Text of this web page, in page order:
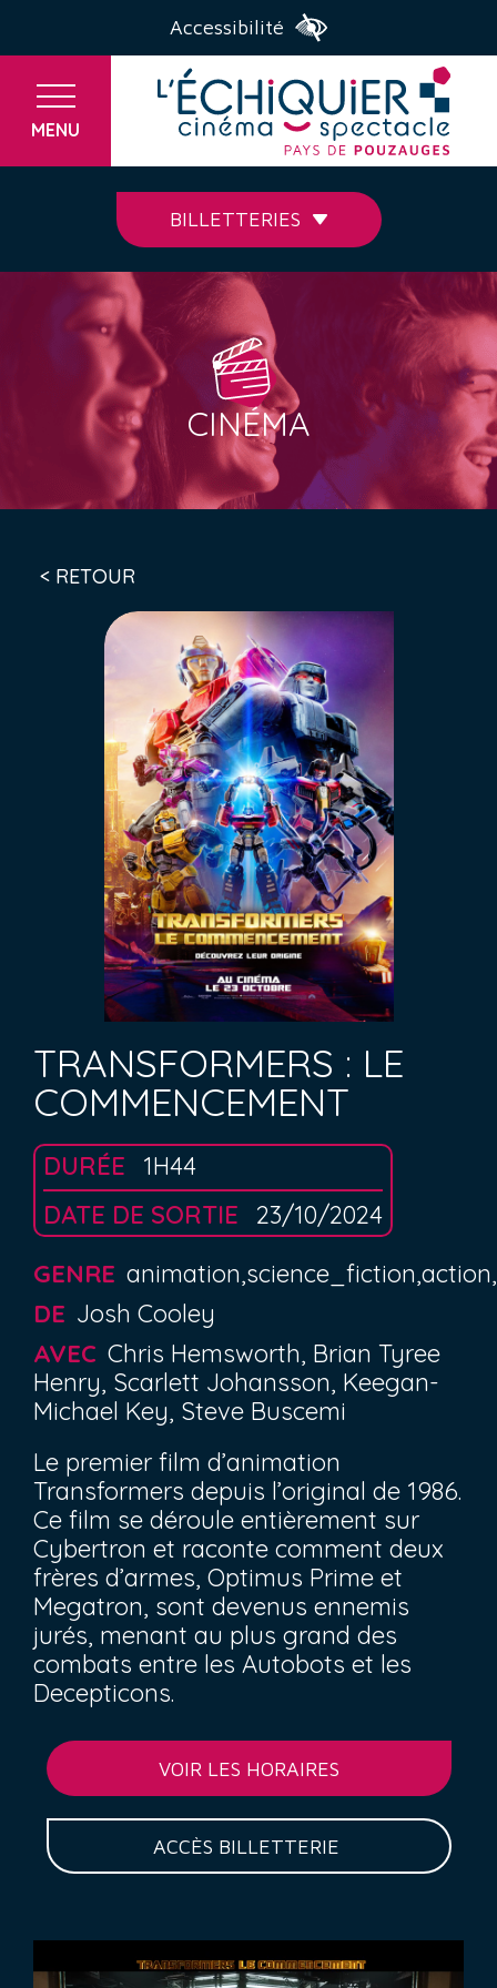
Accessibilité
MENU
BILLETTERIES
CINÉMA
TRANSFORMERS : LE
COMMENCEMENT
DURÉE
1H44
DATE DE SORTIE
23/10/2024
GENRE
DE Josh Cooley
AVEC Chris Hemsworth, Brian Tyree
Henry, Scarlett Johansson, Keegan-
Michael Key, Steve Buscemi
Le premier film d’animation
Transformers depuis l’original de 1986.
Ce film se déroule entièrement sur
Cybertron et raconte comment deux
frères d’armes, Optimus Prime et
Megatron, sont devenus ennemis
jurés, menant au plus grand des
combats entre les Autobots et les
Decepticons.
VOIR LES HORAIRES
ACCÈS BILLETTERIE